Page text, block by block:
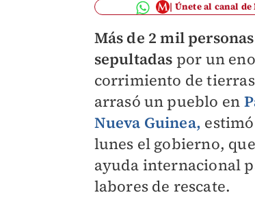
Únete al canal
Más de 2 mil
sepultadas por un
corrimiento de
arrasó un pueblo en
Nueva Guinea,
lunes el gobierno,
ayuda internacional
labores de rescate.